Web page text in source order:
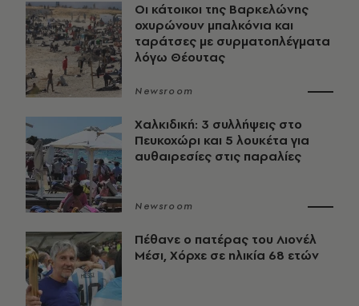
Οι κάτοικοι της Βαρκελώνης
οχυρώνουν μπαλκόνια και
ταράτσες με συρματοπλέγματα
λόγω Θέουτας
Newsroom
Χαλκιδική: 3 συλλήψεις στο
Πευκοχώρι και 5 λουκέτα για
αυθαιρεσίες στις παραλίες
Newsroom
Πέθανε ο πατέρας του Λιονέλ
Μέσι, Χόρχε σε ηλικία 68 ετών